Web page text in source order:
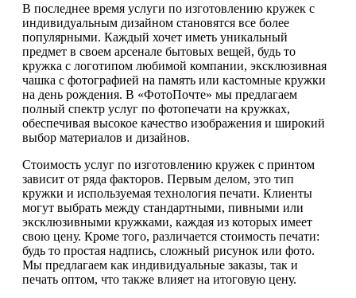
В последнее время услуги по изготовлению кружек с
индивидуальным дизайном становятся все более
популярными. Каждый хочет иметь уникальный
предмет в своем арсенале бытовых вещей, будь то
кружка с логотипом любимой компании, эксклюзивная
чашка с фотографией на память или кастомные кружки
на день рождения. В «ФотоПочте» мы предлагаем
полный спектр услуг по фотопечати на кружках,
обеспечивая высокое качество изображения и широкий
выбор материалов и дизайнов.
Стоимость услуг по изготовлению кружек с принтом
зависит от ряда факторов. Первым делом, это тип
кружки и используемая технология печати. Клиенты
могут выбрать между стандартными, пивными или
эксклюзивными кружками, каждая из которых имеет
свою цену. Кроме того, различается стоимость печати:
будь то простая надпись, сложный рисунок или фото.
Мы предлагаем как индивидуальные заказы, так и
печать оптом, что также влияет на итоговую цену.